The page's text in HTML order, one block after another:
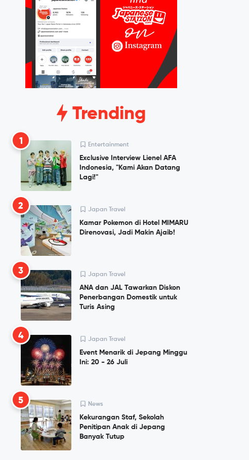
Trending
1 Entertainment
Exclusive Interview Lienel AFA
Indonesia, "Kami Akan Datang
Lagi!"
2 Japan Travel
Kamar Pokemon di Hotel MIMARU
Direnovasi, Jadi Makin Ajaib!
3 Japan Travel
ANA dan JAL Tawarkan Diskon
Penerbangan Domestik untuk
Turis Asing
4 Japan Travel
Event Menarik di Jepang Minggu
Ini: 20 - 26 Juli
5 News
Kekurangan Staf, Sekolah
Penitipan Anak di Jepang
Banyak Tutup